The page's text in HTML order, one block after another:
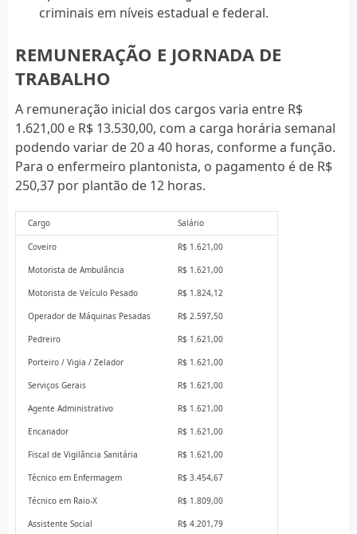
criminais em níveis estadual e federal.
REMUNERAÇÃO E JORNADA DE
TRABALHO
A remuneração inicial dos cargos varia entre R$
1.621,00 e R$ 13.530,00, com a carga horária semanal
podendo variar de 20 a 40 horas, conforme a função.
Para o enfermeiro plantonista, o pagamento é de R$
250,37 por plantão de 12 horas.
Cargo Salário
Coveiro R$ 1.621,00
Motorista de Ambulância R$ 1.621,00
Motorista de Veículo Pesado R$ 1.824,12
Operador de Máquinas Pesadas R$ 2.597,50
Pedreiro R$ 1.621,00
Porteiro / Vigia / Zelador R$ 1.621,00
Serviços Gerais R$ 1.621,00
Agente Administrativo R$ 1.621,00
Encanador R$ 1.621,00
Fiscal de Vigilância Sanitária R$ 1.621,00
Técnico em Enfermagem R$ 3.454,67
Técnico em Raio-X R$ 1.809,00
Assistente Social R$ 4.201,79